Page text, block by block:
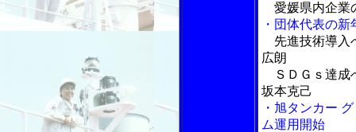
愛媛県内企業
・団体代表の
先進技術導入
広朗
ＳＤＧｓ達成
坂本克己
・旭タンカー
ム運用開始